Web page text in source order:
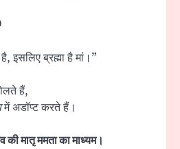
है, इसलिए ब्रह्मा है मां।”
हैं,
में अडॉप्ट करते हैं।
की मातृ ममता का माध्यम।